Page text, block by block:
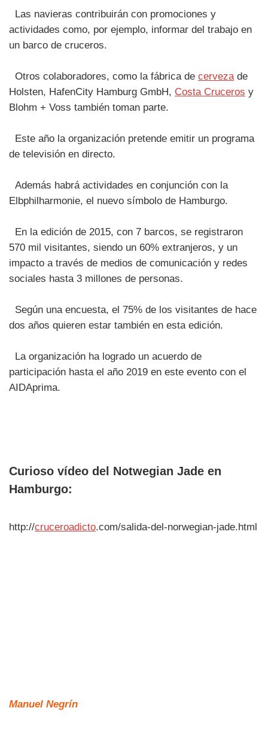
Las navieras contribuirán con promociones y
actividades como, por ejemplo, informar del trabajo en
un barco de cruceros.
Otros colaboradores, como la fábrica de cerveza de
Holsten, HafenCity Hamburg GmbH, Costa Cruceros y
Blohm + Voss también toman parte.
Este año la organización pretende emitir un programa
de televisión en directo.
Además habrá actividades en conjunción con la
Elbphilharmonie, el nuevo símbolo de Hamburgo.
En la edición de 2015, con 7 barcos, se registraron
570 mil visitantes, siendo un 60% extranjeros, y un
impacto a través de medios de comunicación y redes
sociales hasta 3 millones de personas.
Según una encuesta, el 75% de los visitantes de hace
dos años quieren estar también en esta edición.
La organización ha logrado un acuerdo de
participación hasta el año 2019 en este evento con el
AIDAprima.
Curioso vídeo del Notwegian Jade en
Hamburgo:
http://cruceroadicto.com/salida-del-norwegian-jade.html
Manuel Negrín